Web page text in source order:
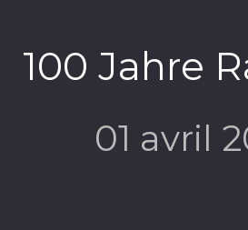
100 Jahre
01 avril